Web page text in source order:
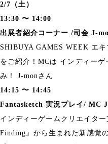
2/7（土）
13:30 〜 14:00
出展者紹介コーナー /司会 J-
SHIBUYA GAMES WEEK エ
をご紹介！MCは インディー
み！ J-monさん
14:15 〜 14:45
Fantasketch 実況プレイ/ MC
インディーゲームクリエイタ
Finding』から生まれた新感覚